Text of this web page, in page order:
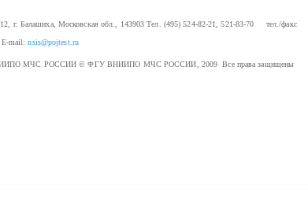
г. Балашиха, Московская обл., 143903 Тел. (495) 524-82-21, 521-83-70 тел./факс
E-mail:nsis@pojtest.ru
ВНИИПО МЧС РОССИИ © ФГУ ВНИИПО МЧС РОССИИ, 2009 Все права защищены